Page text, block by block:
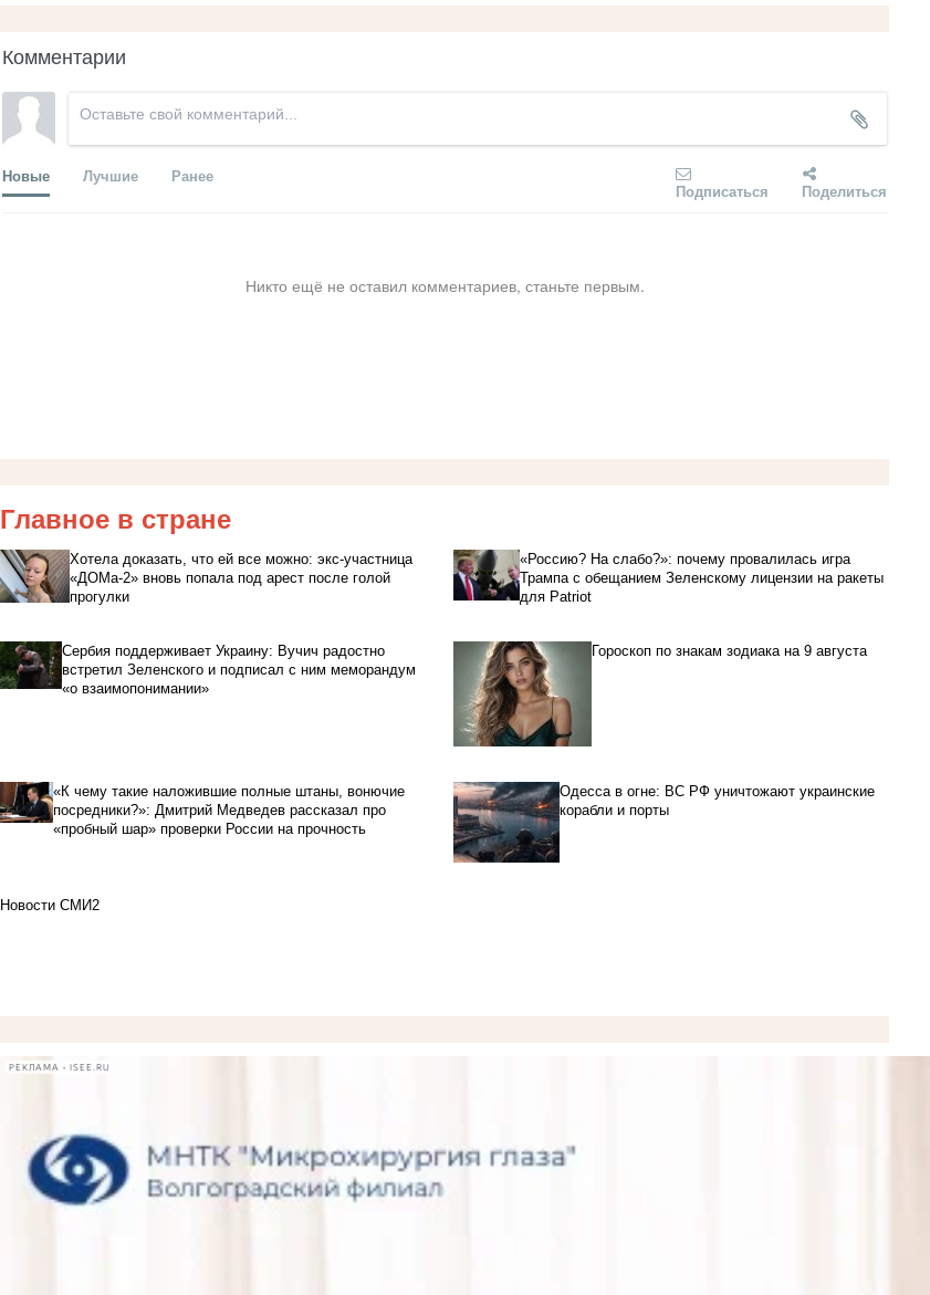
Комментарии
Новые Лучшие Ранее
Подписаться Поделиться
Никто ещё не оставил комментариев, станьте первым.
Главное в стране
Хотела доказать, что ей все можно: экс-участница
«ДОМа-2» вновь попала под арест после голой
прогулки
«Россию? На слабо?»: почему провалилась игра
Трампа с обещанием Зеленскому лицензии на ракеты
для Patriot
Сербия поддерживает Украину: Вучич радостно
встретил Зеленского и подписал с ним меморандум
«о взаимопонимании»
Гороскоп по знакам зодиака на 9 августа
«К чему такие наложившие полные штаны, вонючие
посредники?»: Дмитрий Медведев рассказал про
«пробный шар» проверки России на прочность
Одесса в огне: ВС РФ уничтожают украинские
корабли и порты
Новости СМИ2
РЕКЛАМА • ISEE.RU